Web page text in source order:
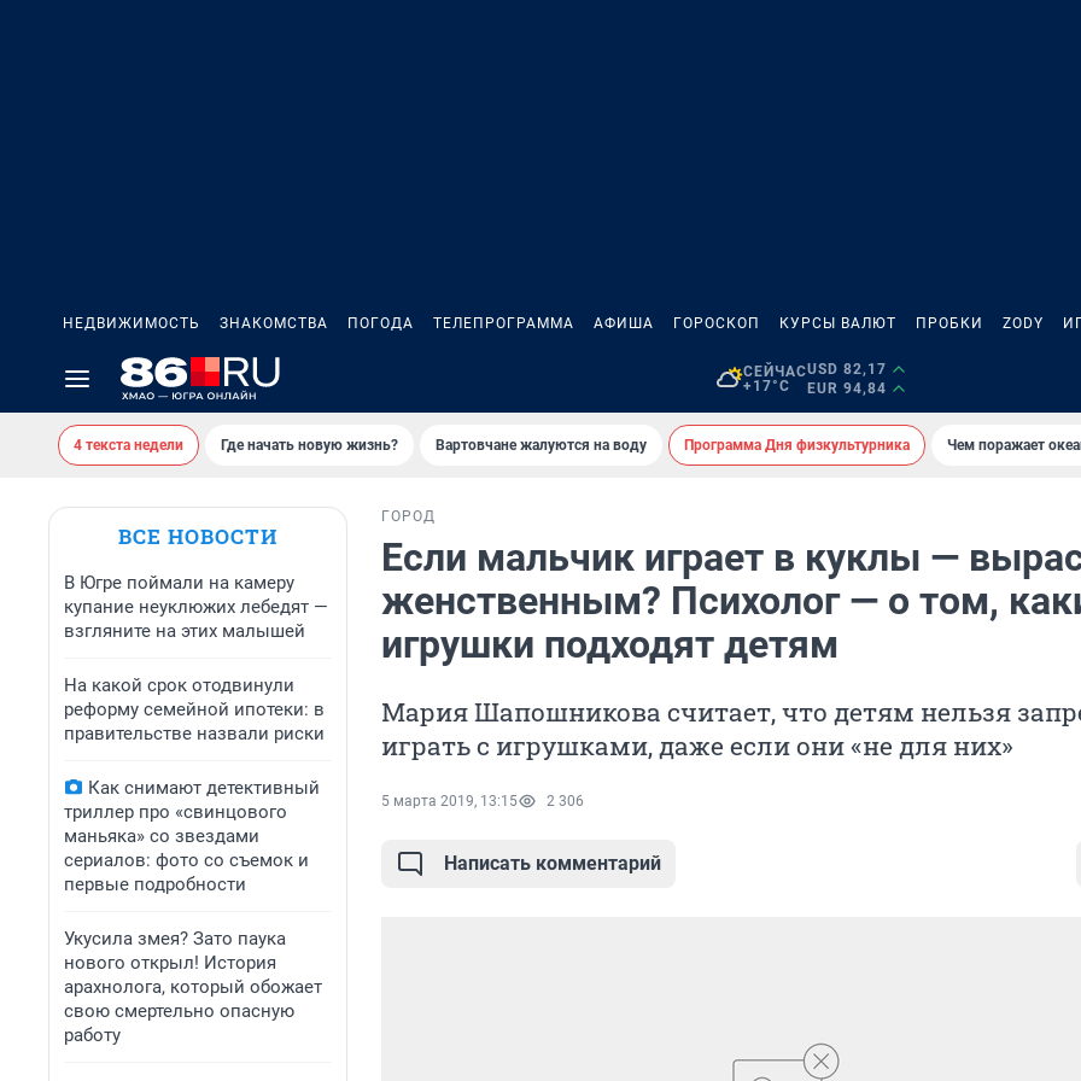
НЕДВИЖИМОСТЬ ЗНАКОМСТВА ПОГОДА ТЕЛЕПРОГРАММА АФИША ГОРОСКОП КУРСЫ ВАЛЮТ ПРОБКИ ZODY
СЕЙЧАС
+17°C
USD 82,17
EUR 94,84
4 текста недели Где начать новую жизнь? Вартовчане жалуются на воду Программа Дня физкультурника Чем поражает
ВСЕ НОВОСТИ
В Югре поймали на камеру
купание неуклюжих лебедят —
взгляните на этих малышей
На какой срок отодвинули
реформу семейной ипотеки: в
правительстве назвали риски
Как снимают детективный
триллер про «свинцового
маньяка» со звездами
сериалов: фото со съемок и
первые подробности
Укусила змея? Зато паука
нового открыл! История
арахнолога, который обожает
свою смертельно опасную
работу
ГОРОД
Если мальчик играет в куклы —
женственным? Психолог — о том,
игрушки подходят детям
Мария Шапошникова считает, что детям нельзя
играть с игрушками, даже если они «не для них»
5 марта 2019, 13:15 2 306
Написать комментарий